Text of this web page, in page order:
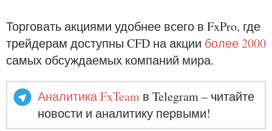
Торговать акциями удобнее всего в FxPro, где
трейдерам доступны CFD на акции более 2000
самых обсуждаемых компаний мира.
Аналитика FxTeam в Telegram – читайте
новости и аналитику первыми!